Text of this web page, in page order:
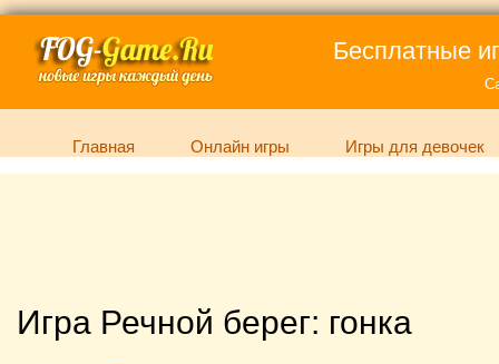
Бесплатные
Главная Онлайн игры Игры для девочек
Игра Речной берег: гонка